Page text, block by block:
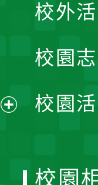
單
校外
校園
校園
校園